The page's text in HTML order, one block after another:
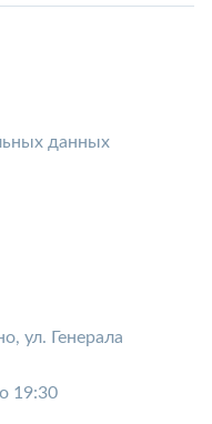
данных
ул. Генерала
19:30